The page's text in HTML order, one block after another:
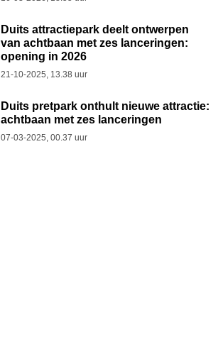
Duits attractiepark deelt ontwerpen
van achtbaan met zes lanceringen:
opening in 2026
21-10-2025, 13.38 uur
Duits pretpark onthult nieuwe attractie:
achtbaan met zes lanceringen
07-03-2025, 00.37 uur